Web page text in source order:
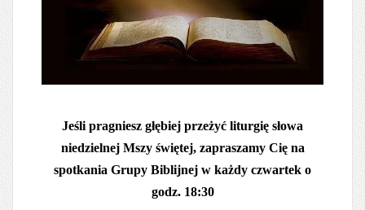
Jeśli pragniesz głębiej przeżyć liturgię słowa
niedzielnej Mszy świętej, zapraszamy Cię na
spotkania Grupy Biblijnej w każdy czwartek o
godz. 18:30